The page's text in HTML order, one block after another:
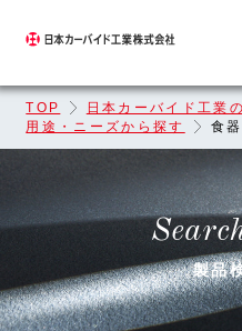
TOP
日本カーバイド工業
用途・ニーズから探す
食器
製品